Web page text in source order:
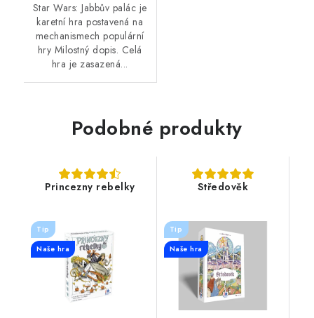
Star Wars: Jabbův palác je
karetní hra postavená na
mechanismech populární
hry Milostný dopis. Celá
hra je zasazená...
Podobné produkty
Princezny rebelky
Tip
Naše hra
Středověk
Tip
Naše hra